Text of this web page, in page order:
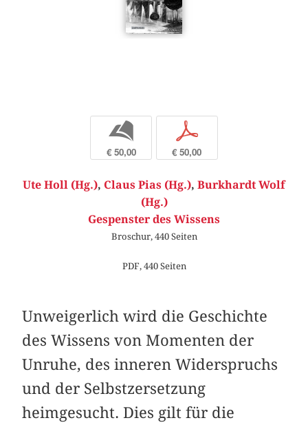
b
€ 50,00
p
€ 50,00
Ute Holl (Hg.), Claus Pias (Hg.), Burkhardt Wolf
(Hg.)
Gespenster des Wissens
Broschur, 440 Seiten
PDF, 440 Seiten
Unweigerlich wird die Geschichte
des Wissens von Momenten der
Unruhe, des inneren Widerspruchs
und der Selbstzersetzung
heimgesucht. Dies gilt für die